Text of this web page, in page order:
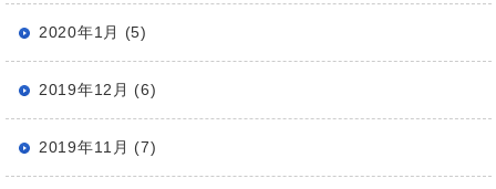
2020年1月 (5)
2019年12月 (6)
2019年11月 (7)